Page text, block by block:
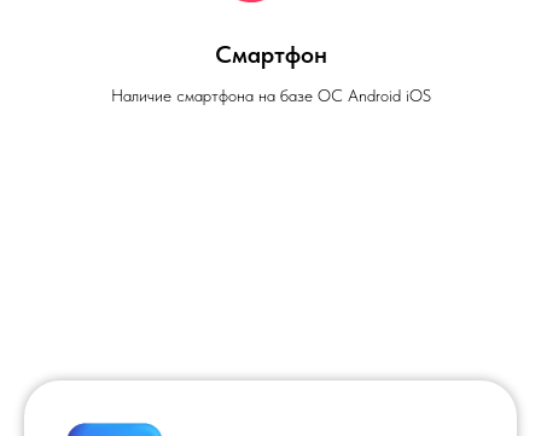
Смартфон
Наличие смартфона на базе ОС Android iOS